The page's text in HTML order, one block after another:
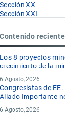
Sección XX
Sección XXI
Contenido reciente
Los 8 proyectos
crecimiento de la
6 Agosto, 2026
Congresistas de
Aliado Importante
6 Agosto, 2026